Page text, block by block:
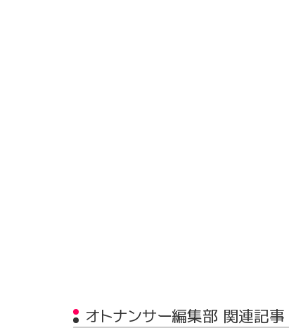
オトナンサー編集部 関連記事